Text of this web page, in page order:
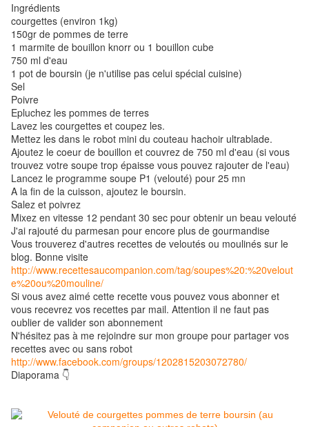
Ingrédients
courgettes (environ 1kg)
150gr de pommes de terre
1 marmite de bouillon knorr ou 1 bouillon cube
750 ml d'eau
1 pot de boursin (je n'utilise pas celui spécial cuisine)
Sel
Poivre
Epluchez les pommes de terres
Lavez les courgettes et coupez les.
Mettez les dans le robot mini du couteau hachoir ultrablade.
Ajoutez le coeur de bouillon et couvrez de 750 ml d'eau (si vous
trouvez votre soupe trop épaisse vous pouvez rajouter de l'eau)
Lancez le programme soupe P1 (velouté) pour 25 mn
A la fin de la cuisson, ajoutez le boursin.
Salez et poivrez
Mixez en vitesse 12 pendant 30 sec pour obtenir un beau velouté
J'ai rajouté du parmesan pour encore plus de gourmandise
Vous trouverez d'autres recettes de veloutés ou moulinés sur le
blog. Bonne visite
http://www.recettesaucompanion.com/tag/soupes%20:%20velout
e%20ou%20mouline/
Si vous avez aimé cette recette vous pouvez vous abonner et
vous recevrez vos recettes par mail. Attention il ne faut pas
oublier de valider son abonnement
N'hésitez pas à me rejoindre sur mon groupe pour partager vos
recettes avec ou sans robot
http://www.facebook.com/groups/1202815203072780/
Diaporama 👇